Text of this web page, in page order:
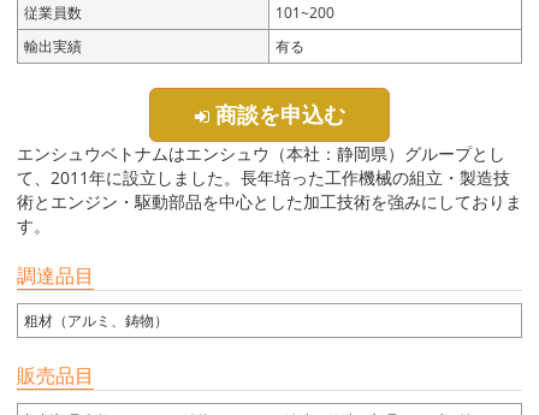
従業員数
101~200
輸出実績
有る
商談を申込む
エンシュウベトナムはエンシュウ（本社：静岡県）グループとし
て、2011年に設立しました。長年培った工作機械の組立・製造技
術とエンジン・駆動部品を中心とした加工技術を強みにしておりま
す。
調達品目
粗材（アルミ、鋳物）
販売品目